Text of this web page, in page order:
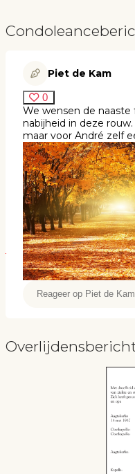
Piet de Kam
0
We wensen de naaste
nabijheid in deze
maar voor André zelf